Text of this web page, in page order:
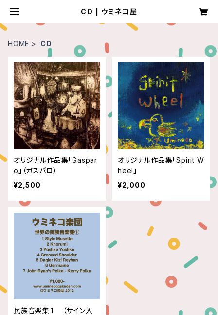
CD | ウミネコ屋
HOME CD
オリジナル作品集「Gaspar
o」（ガスパロ）
¥2,500
オリジナル作品集「Spirit W
heel」
¥2,000
民族音楽集１ （サイン入